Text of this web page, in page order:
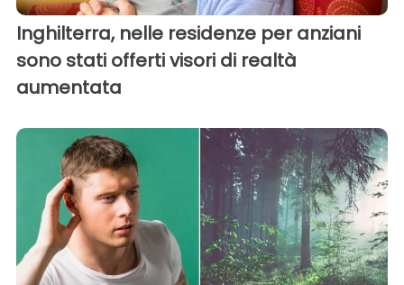
Inghilterra, nelle residenze per anziani
sono stati offerti visori di realtà
aumentata